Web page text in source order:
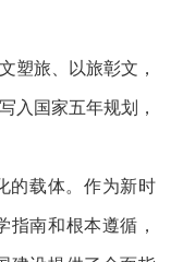
塑旅、以旅彰文，
入国家五年规划，
的载体。作为新时
指南和根本遵循，